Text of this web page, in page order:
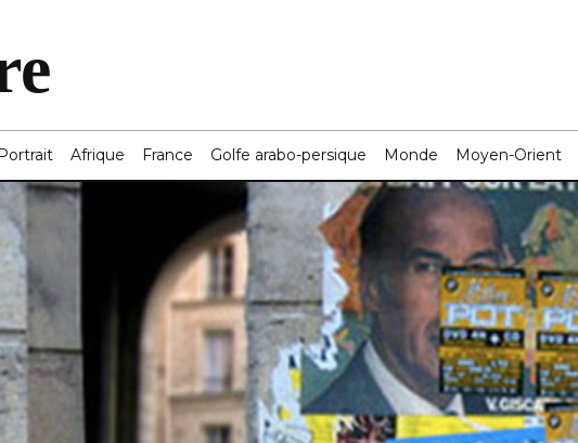
Portrait Afrique France Golfe arabo-persique Monde Moyen-Orient